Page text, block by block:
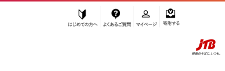
ふるぽ JTBのふるさと納税サイト